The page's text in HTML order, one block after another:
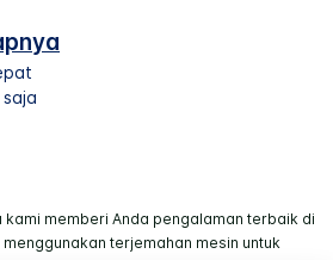
kami memberi Anda pengalaman terbaik di
terjemahan mesin untuk